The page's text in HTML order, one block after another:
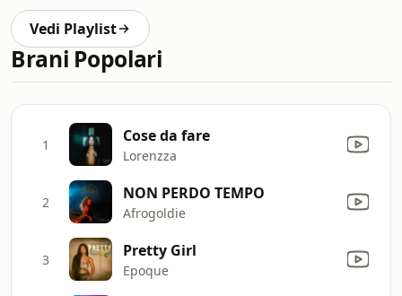
Vedi Playlist
Brani Popolari
1 Cose da fare
Lorenzza
2 NON PERDO TEMPO
Afrogoldie
3 Pretty Girl
Epoque